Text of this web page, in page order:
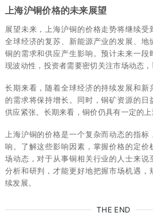
上海沪铜价格的未来展望
展望未来，上海沪铜的价格走势将继续受
全球经济的复苏、新能源产业的发展、地
铜的需求和供应产生影响。预计未来一段
现波动性，投资者需要密切关注市场动态，
长期来看，随着全球经济的持续发展和新
的需求将保持增长。同时，铜矿资源的日
供应紧张。长期来看，铜价仍具有一定的上
上海沪铜的价格是一个复杂而动态的指标
响。了解这些影响因素，掌握价格的定价
场动态，对于从事铜相关行业的人士来说
分析和研判，才能更好地把握市场机遇，
续发展。
THE END